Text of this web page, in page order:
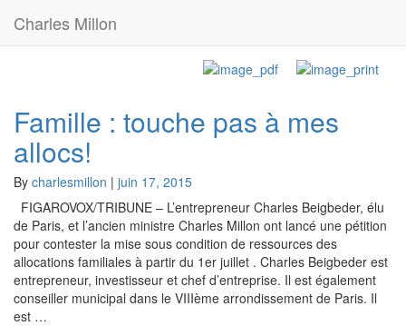
Charles Millon
Étiquette :Cécile Edel
Famille
:
touche
à
mes
allocs!
Famille : touche pas à mes
allocs!
By charlesmillon | juin 17, 2015
FIGAROVOX/TRIBUNE – L’entrepreneur Charles Beigbeder, élu
de Paris, et l’ancien ministre Charles Millon ont lancé une pétition
pour contester la mise sous condition de ressources des
allocations familiales à partir du 1er juillet . Charles Beigbeder est
entrepreneur, investisseur et chef d’entreprise. Il est également
conseiller municipal dans le VIIIème arrondissement de Paris. Il
est …